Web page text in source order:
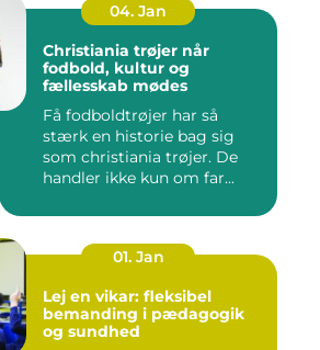
04. Jan
Christiania trøjer når
fodbold, kultur og
fællesskab mødes
Få fodboldtrøjer har så
stærk en historie bag sig
som christiania trøjer. De
handler ikke kun om far...
01. Jan
Lej en vikar: fleksibel
bemanding i pædagogik
og sundhed